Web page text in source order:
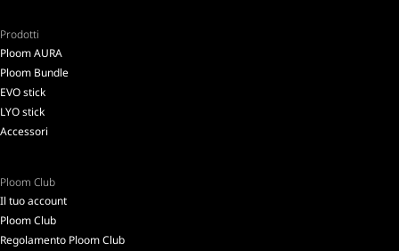
Prodotti
Ploom AURA
Ploom Bundle
EVO stick
LYO stick
Accessori
Ploom Club
Il tuo account
Ploom Club
Regolamento Ploom Club